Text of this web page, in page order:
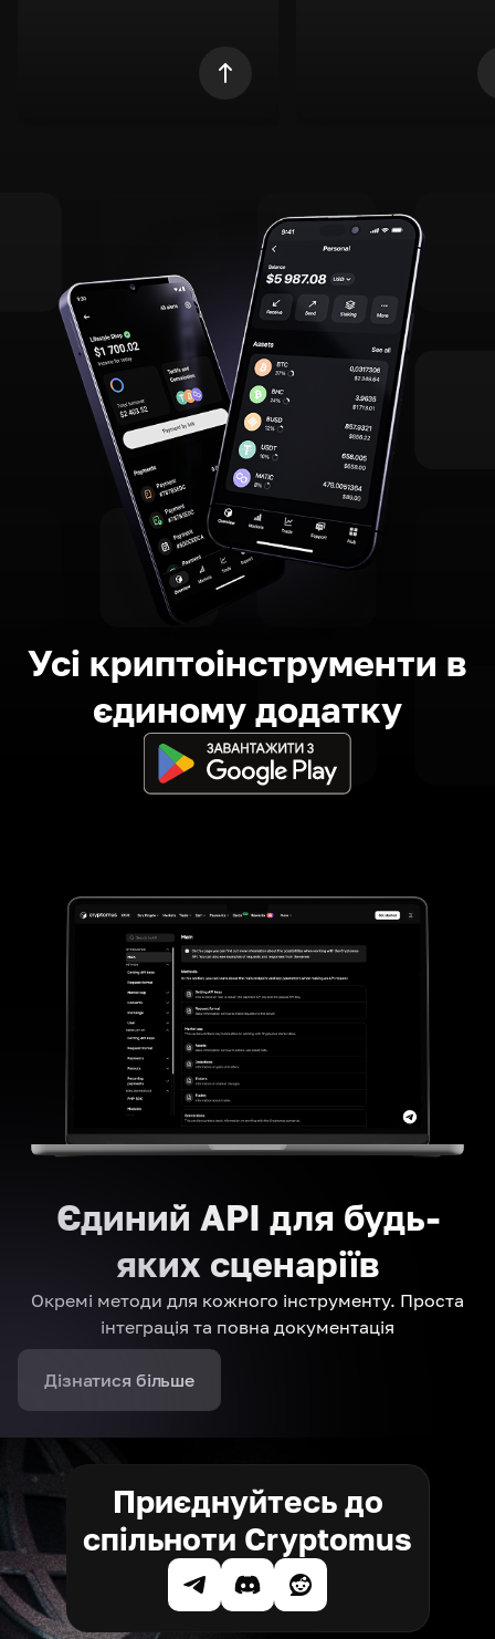
Усі криптоінструменти в
єдиному додатку
Єдиний API для будь-
яких сценаріїв
Окремі методи для кожного інструменту. Проста
інтеграція та повна документація
Дізнатися більше
Приєднуйтесь до
спільноти Cryptomus